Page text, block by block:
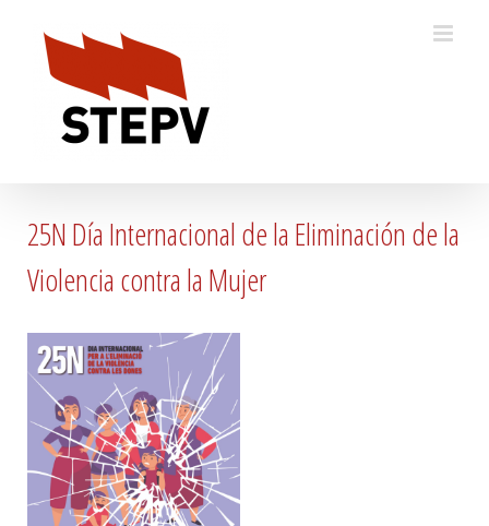
content
25N Día Internacional de la Eliminación de la
Violencia contra la Mujer